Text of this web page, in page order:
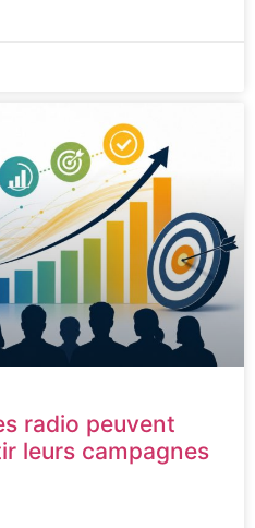
radio peuvent
leurs campagnes